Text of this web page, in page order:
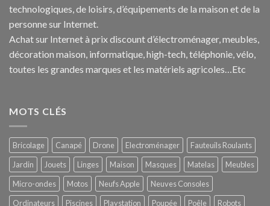
technologiques, de loisirs, d’équipements de la maison et de la
personne sur Internet.
Achat sur Internet à prix discount d’électroménager, meubles,
décoration maison, informatique, high-tech, téléphonie, vélo,
toutes les grandes marques et les matériels agricoles…Etc
MOTS CLÉS
Bricolage Canapé Drone Electroménager
Fauteuils Roulants
Jardin
Jouets Linges Maison Masques Matelas
Meubles
Micro-ondes
Motos Neufs Apple
Neuves Consoles
Ordinateurs
Piscines Playstation Poupée Poêle
Robots